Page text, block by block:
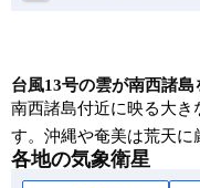
台風13号の雲が南西諸島
南西諸島付近に映る大
す。沖縄や奄美は荒天に
各地の気象衛星